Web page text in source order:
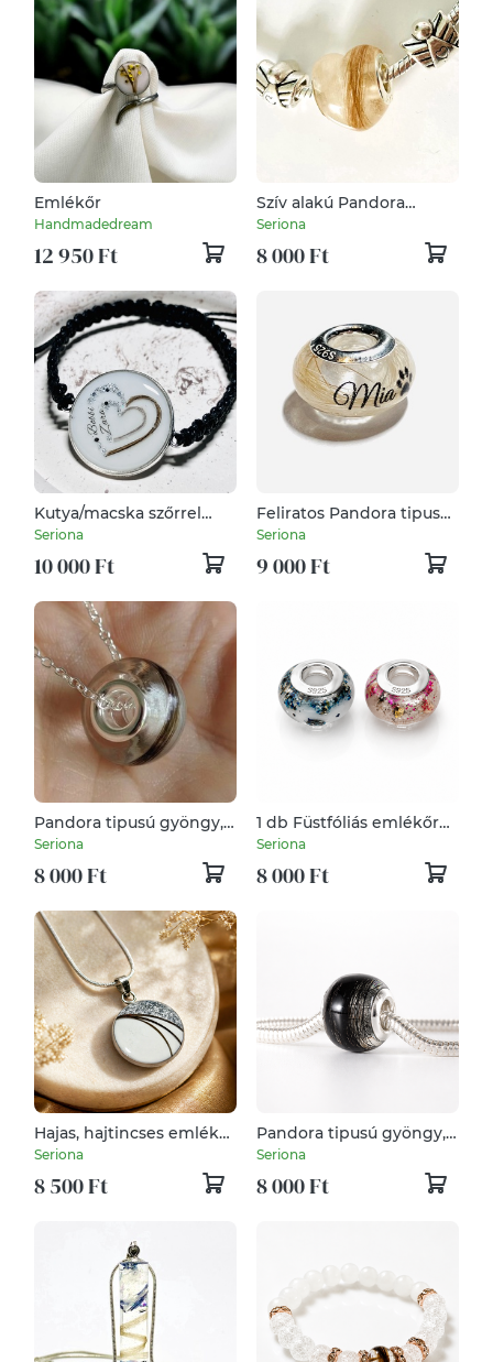
Emlékőr
Handmadedream
12 950 Ft
Szív alakú Pandora
tipusú gyöngy,
emlékőr
Seriona
8 000 Ft
Kutya/macska szőrrel
készülő emlékőr karkötő
Seriona
10 000 Ft
Feliratos Pandora tipusú
gyöngy, Babahajas,
Seriona
9 000 Ft
Pandora tipusú gyöngy,
Babahajas, hajtincses
Seriona
8 000 Ft
1 db Füstfóliás emlékőr
pandora gyöngy hajjal/
Seriona
8 000 Ft
Hajas, hajtincses emlékőr
medál, lánc
Seriona
8 500 Ft
Pandora tipusú gyöngy,
Babahajas, hajtincses
Seriona
8 000 Ft